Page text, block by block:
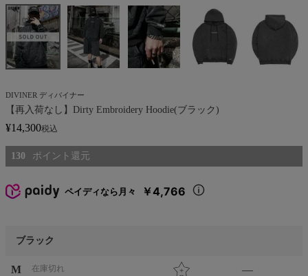
DIVINER ディバイナー
【再入荷なし】Dirty Embroidery Hoodie(ブラック)
¥14,300税込
130
ペイディなら月々 ￥4,766
ブラック
M 在庫切れ
—